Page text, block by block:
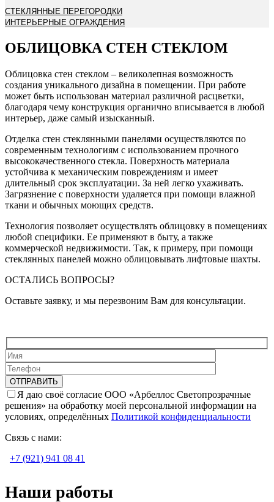
СТЕКЛЯННЫЕ ПЕРЕГОРОДКИ
ИНТЕРЬЕРНЫЕ ОГРАЖДЕНИЯ
ОБЛИЦОВКА СТЕН СТЕКЛОМ
Облицовка стен стеклом – великолепная возможность
создания уникального дизайна в помещении. При работе
может быть использован материал различной расцветки,
благодаря чему конструкция органично вписывается в любой
интерьер, даже самый изысканный.
Отделка стен стеклянными панелями осуществляются по
современным технологиям с использованием прочного
высококачественного стекла. Поверхность материала
устойчива к механическим повреждениям и имеет
длительный срок эксплуатации. За ней легко ухаживать.
Загрязнение с поверхности удаляется при помощи влажной
ткани и обычных моющих средств.
Технология позволяет осуществлять облицовку в помещениях
любой специфики. Ее применяют в быту, а также
коммерческой недвижимости. Так, к примеру, при помощи
стеклянных панелей можно облицовывать лифтовые шахты.
ОСТАЛИСЬ ВОПРОСЫ?
Оставьте заявку, и мы перезвоним Вам для консультации.
Я даю своё согласие ООО «Арбеллос Светопрозрачные
решения» на обработку моей персональной информации на
условиях, определённых Политикой конфиденциальности
Связь с нами:
+7 (921) 941 08 41
Наши работы